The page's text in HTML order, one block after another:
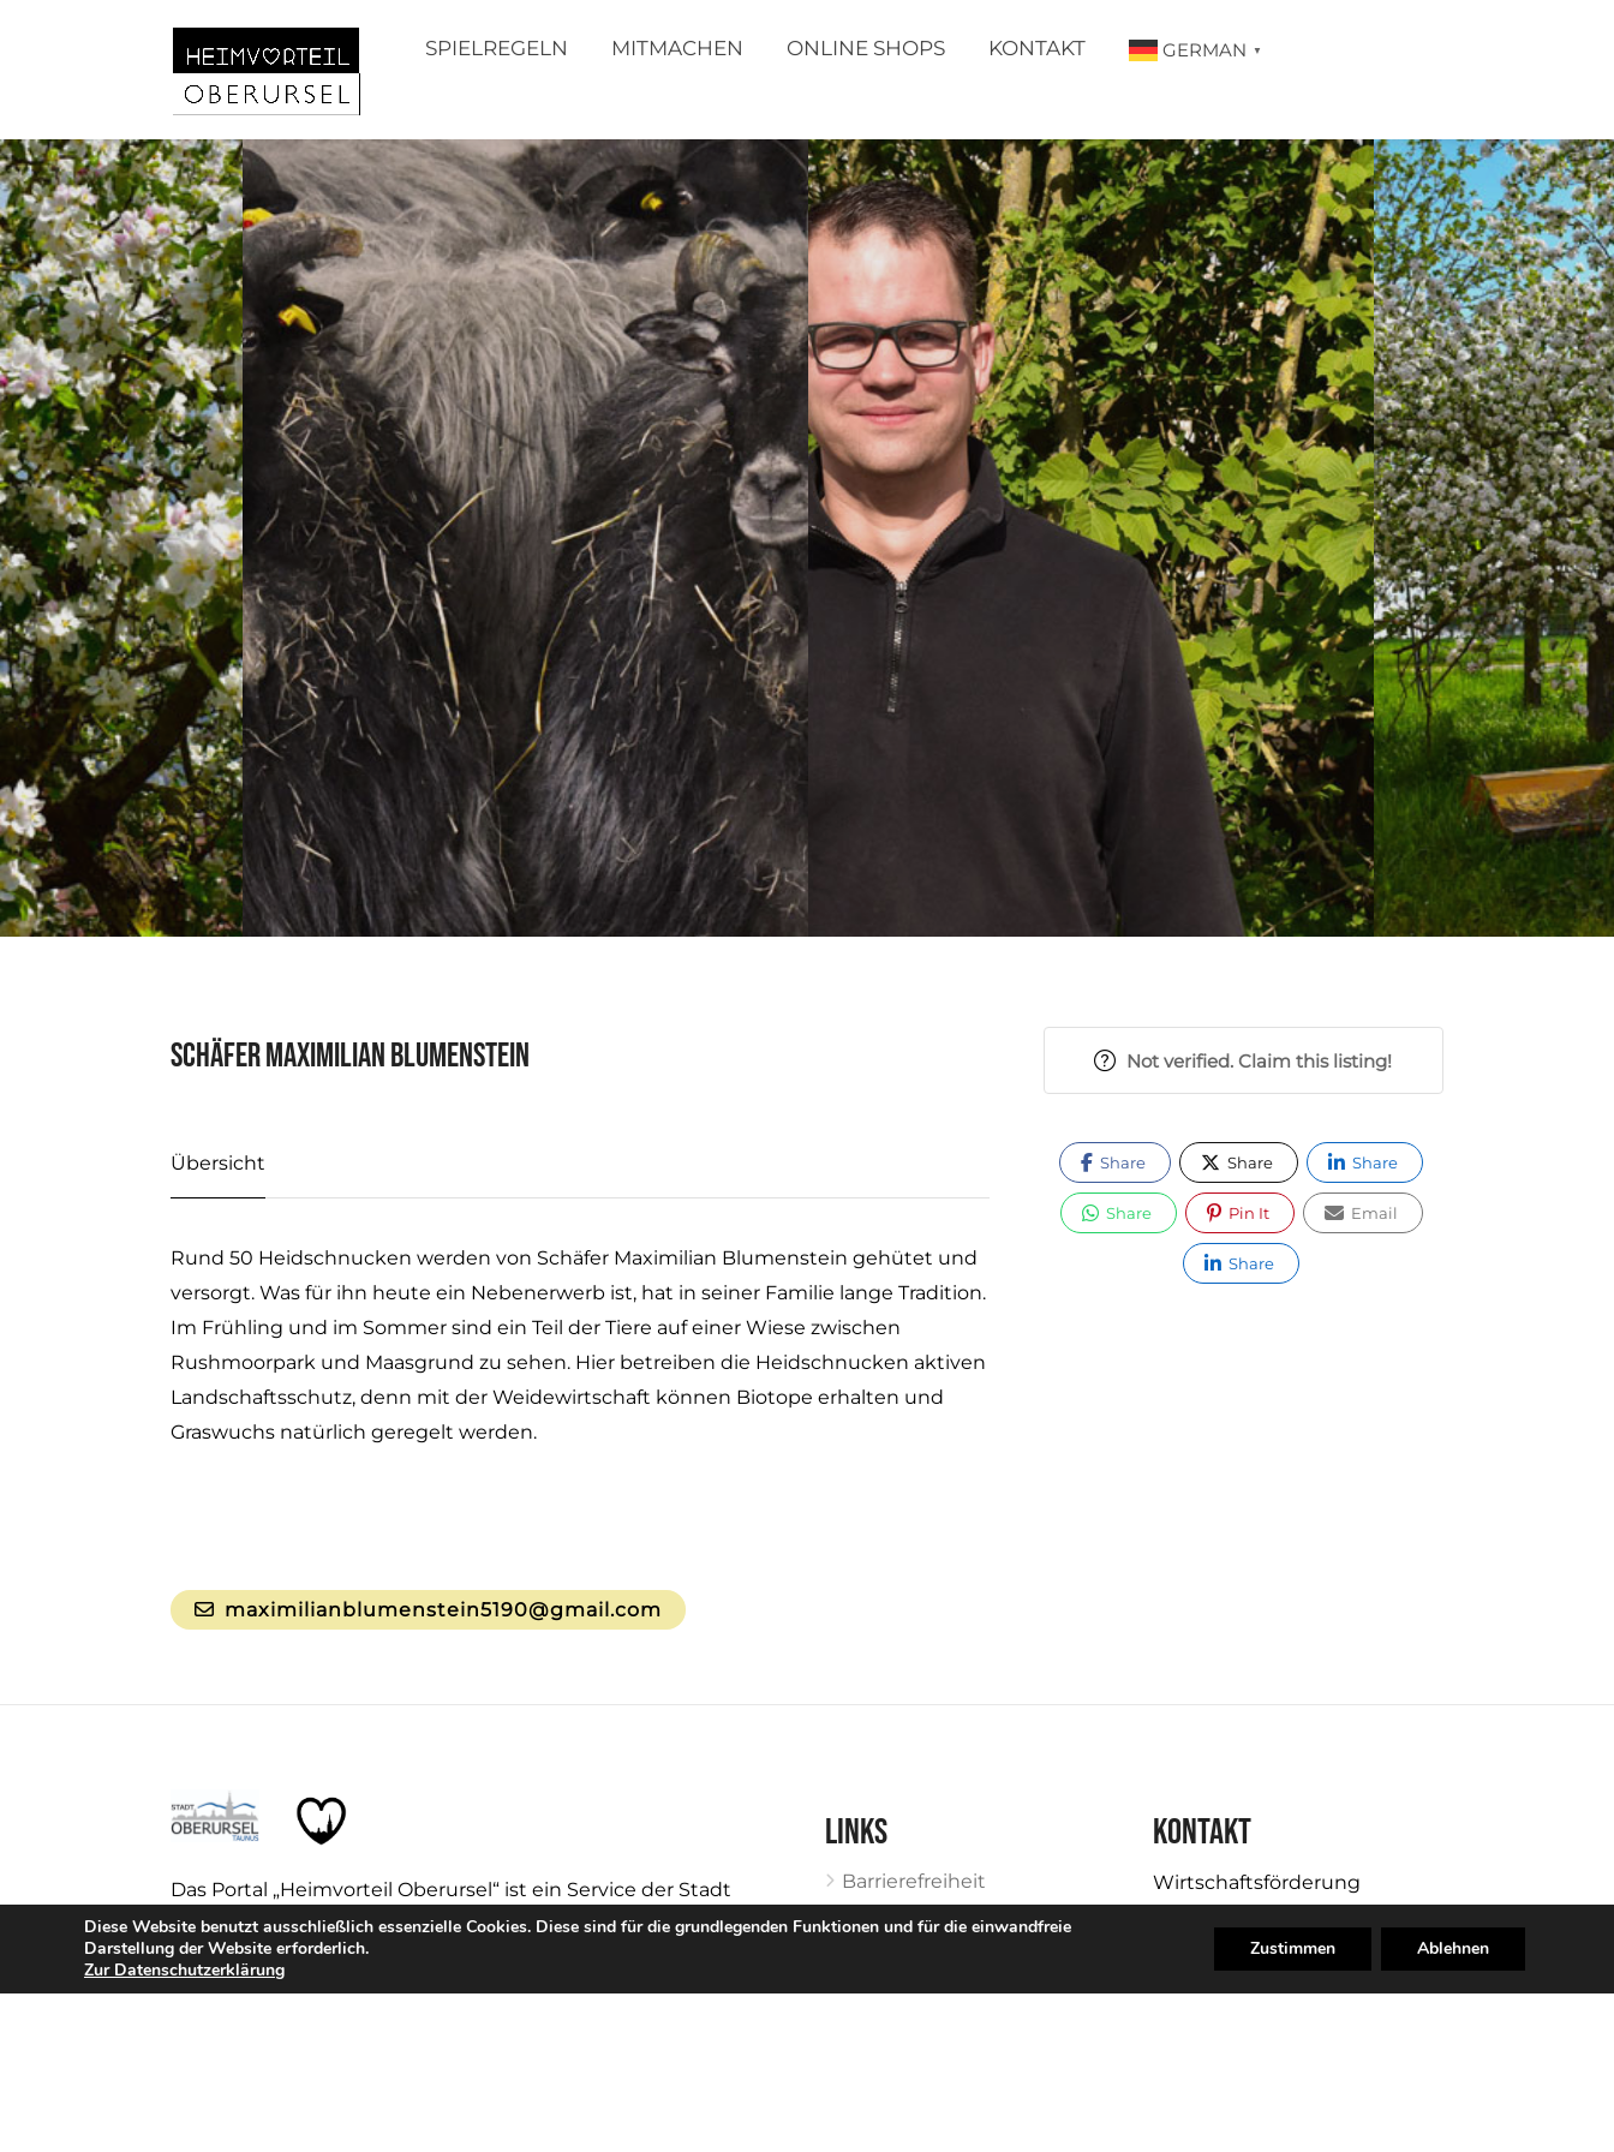
SPIELREGELN MITMACHEN ONLINE SHOPS KONTAKT GERMAN ▼
Schäfer Maximilian Blumenstein
Übersicht
Rund 50 Heidschnucken werden von Schäfer Maximilian Blumenstein gehütet und
versorgt. Was für ihn heute ein Nebenerwerb ist, hat in seiner Familie lange Tradition.
Im Frühling und im Sommer sind ein Teil der Tiere auf einer Wiese zwischen
Rushmoorpark und Maasgrund zu sehen. Hier betreiben die Heidschnucken aktiven
Landschaftsschutz, denn mit der Weidewirtschaft können Biotope erhalten und
Graswuchs natürlich geregelt werden.
maximilianblumenstein5190@gmail.com
Not verified. Claim this listing!
Share Share Share
Share Pin It Email
Share
Das Portal „Heimvorteil Oberursel“ ist ein Service der Stadt
Oberursel (Taunus) und wird von der Wirtschaftsförderung und
dem Stadtmarketing betreut.
Links
Barrierefreiheit
Impressum
facebook
KONTAKT
Wirtschaftsförderung
wirtschaftsfoerderung@oberursel.de
Diese Website benutzt ausschließlich essenzielle Cookies. Diese sind für die grundlegenden Funktionen und für die einwandfreie
Darstellung der Website erforderlich.
Zur Datenschutzerklärung
Zustimmen Ablehnen